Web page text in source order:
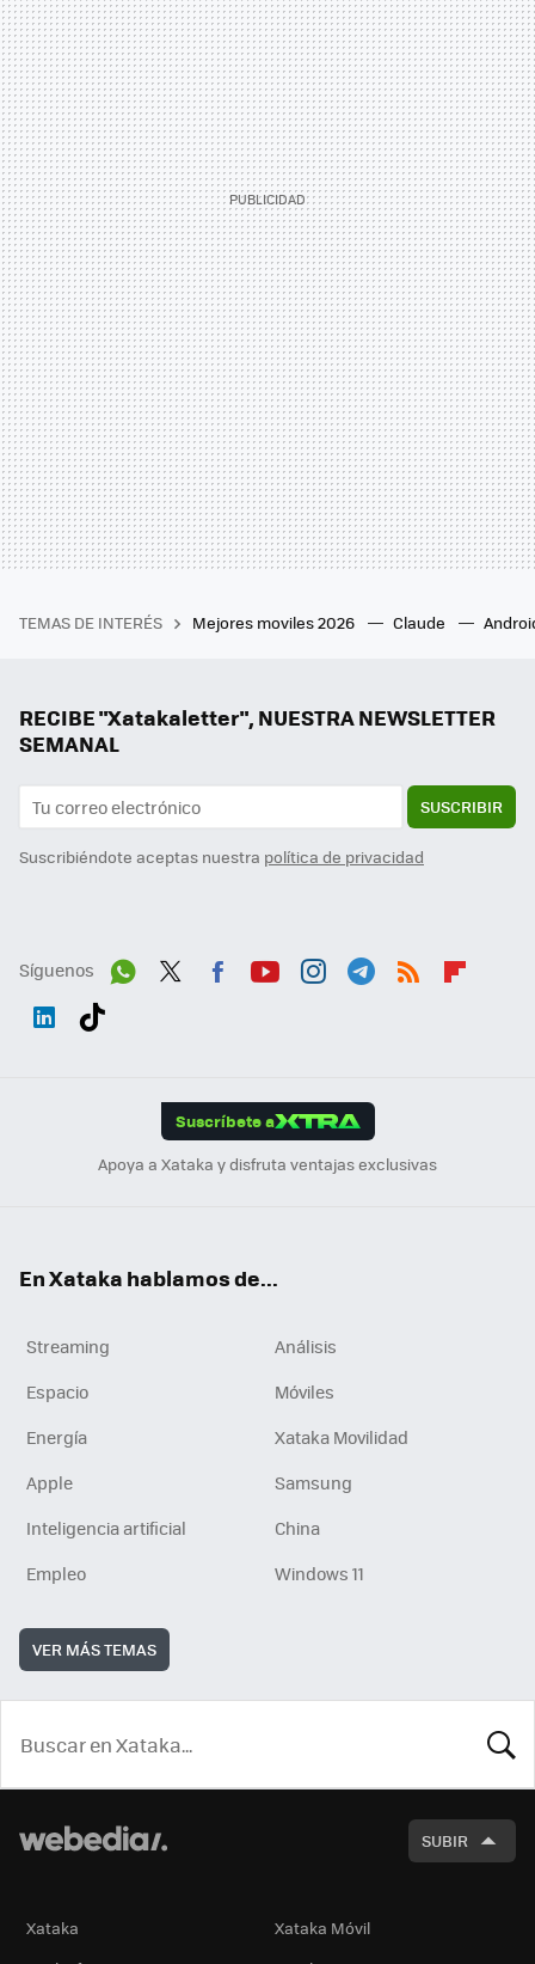
TEMAS DE INTERÉS Mejores moviles 2026 Claude
RECIBE "Xatakaletter", NUESTRA NEWSLETTER
SEMANAL
SUSCRIBIR
Suscribiéndote aceptas nuestra política de privacidad
Síguenos
Suscríbete a
Apoya a Xataka y disfruta ventajas exclusivas
En Xataka hablamos de...
Streaming
Análisis
Espacio
Móviles
Energía
Xataka Movilidad
Apple
Samsung
Inteligencia artificial
China
Empleo
Windows 11
VER MÁS TEMAS
SUBIR
Xataka
Xataka Móvil